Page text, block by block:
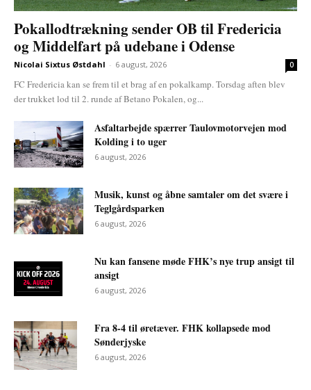
Pokallodtrækning sender OB til Fredericia
og Middelfart på udebane i Odense
Nicolai Sixtus Østdahl - 6 august, 2026 0
FC Fredericia kan se frem til et brag af en pokalkamp. Torsdag aften blev
der trukket lod til 2. runde af Betano Pokalen, og...
Asfaltarbejde spærrer Taulovmotorvejen mod
Kolding i to uger
6 august, 2026
Musik, kunst og åbne samtaler om det svære i
Teglgårdsparken
6 august, 2026
Nu kan fansene møde FHK’s nye trup ansigt til
ansigt
6 august, 2026
Fra 8-4 til øretæver. FHK kollapsede mod
Sønderjyske
6 august, 2026